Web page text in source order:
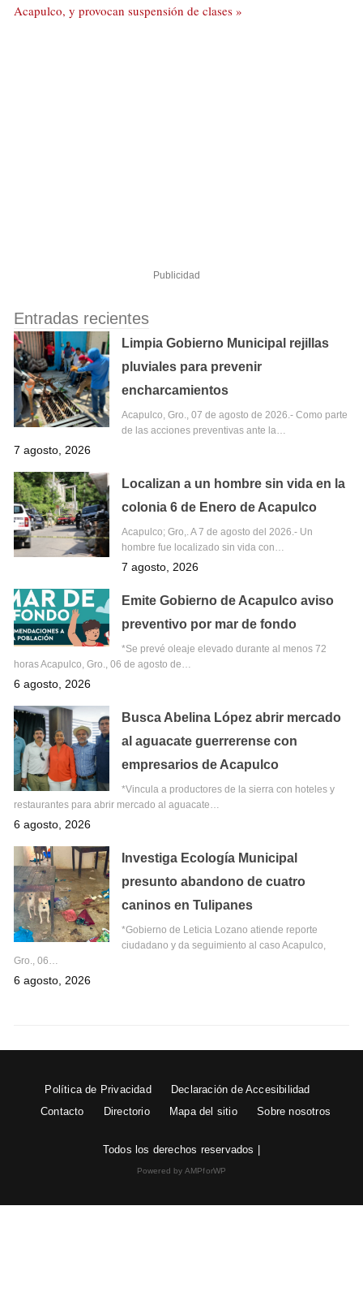
Acapulco, y provocan suspensión de clases »
Publicidad
Entradas recientes
Limpia Gobierno Municipal rejillas
pluviales para prevenir
encharcamientos
Acapulco, Gro., 07 de agosto de 2026.- Como parte
de las acciones preventivas ante la…
7 agosto, 2026
Localizan a un hombre sin vida en la
colonia 6 de Enero de Acapulco
Acapulco; Gro,. A 7 de agosto del 2026.- Un
hombre fue localizado sin vida con…
7 agosto, 2026
Emite Gobierno de Acapulco aviso
preventivo por mar de fondo
*Se prevé oleaje elevado durante al menos 72
horas Acapulco, Gro., 06 de agosto de…
6 agosto, 2026
Busca Abelina López abrir mercado
al aguacate guerrerense con
empresarios de Acapulco
*Vincula a productores de la sierra con hoteles y
restaurantes para abrir mercado al aguacate…
6 agosto, 2026
Investiga Ecología Municipal
presunto abandono de cuatro
caninos en Tulipanes
*Gobierno de Leticia Lozano atiende reporte
ciudadano y da seguimiento al caso Acapulco,
Gro., 06…
6 agosto, 2026
Política de Privacidad
Declaración de Accesibilidad
Contacto
Directorio Mapa del sitio Sobre nosotros
Todos los derechos reservados |
Powered by AMPforWP